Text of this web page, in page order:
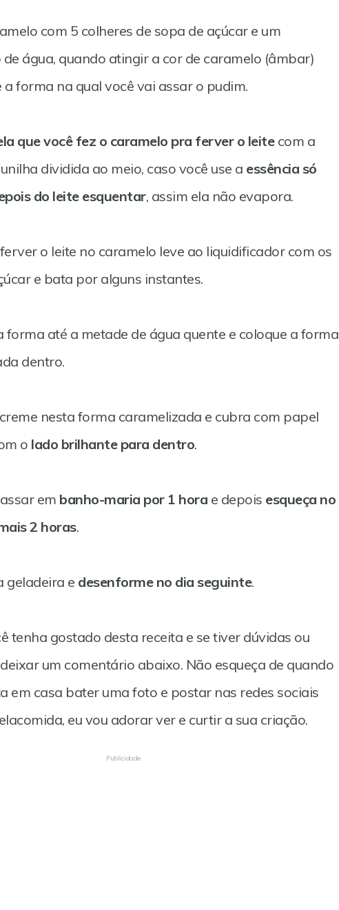
com 5 colheres de sopa de açúcar e um
água, quando atingir a cor de caramelo (âmbar)
a forma na qual você vai assar o pudim.
que você fez o caramelo pra ferver o leitecom a
dividida ao meio, caso você use a essência só
do leite esquentar, assim ela não evapora.
o leite no caramelo leve ao liquidificador com os
e bata por alguns instantes.
forma até a metade de água quente e coloque a forma
dentro.
nesta forma caramelizada e cubra com papel
o lado brilhante para dentro.
em banho-maria por 1 hora e depois esqueça no
2 horas.
geladeira e desenforme no dia seguinte.
tenha gostado desta receita e se tiver dúvidas ou
um comentário abaixo. Não esqueça de quando
em casa bater uma foto e postar nas redes sociais
eu vou adorar ver e curtir a sua criação.
Publicidade